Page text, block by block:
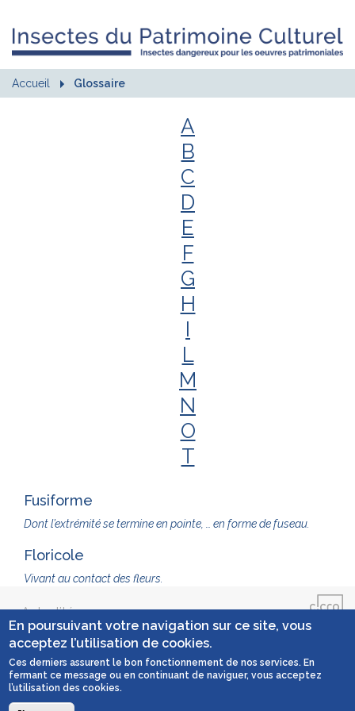
Accueil Glossaire
A
B
C
D
E
F
G
H
I
L
M
N
O
T
Fusiforme
Dont l’extrémité se termine en pointe, … en forme de fuseau.
Floricole
Vivant au contact des fleurs.
Actualités
Contact
Mentions légales
En poursuivant votre navigation sur ce site, vous
acceptez l’utilisation de cookies.
Ces derniers assurent le bon fonctionnement de nos services. En
fermant ce message ou en continuant de naviguer, vous acceptez
l’utilisation des cookies.